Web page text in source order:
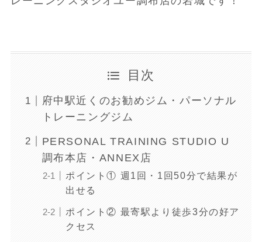
目次
府中駅近くのお勧めジム・パーソナル
トレーニングジム
PERSONAL TRAINING STUDIO U
調布本店・ANNEX店
ポイント① 週1回・1回50分で結果が
出せる
ポイント② 最寄駅より徒歩3分の好ア
クセス